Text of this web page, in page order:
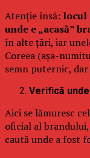
Atenție însă: locul
unde e „acasă”
în alte țări, iar
Coreea (așa-
semn puternic,
Verifică
Aici se lămuresc
oficial al brandului,
caută unde a fost